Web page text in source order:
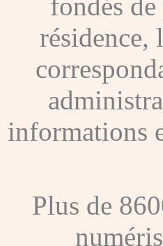
résidence,
informations
Plus de